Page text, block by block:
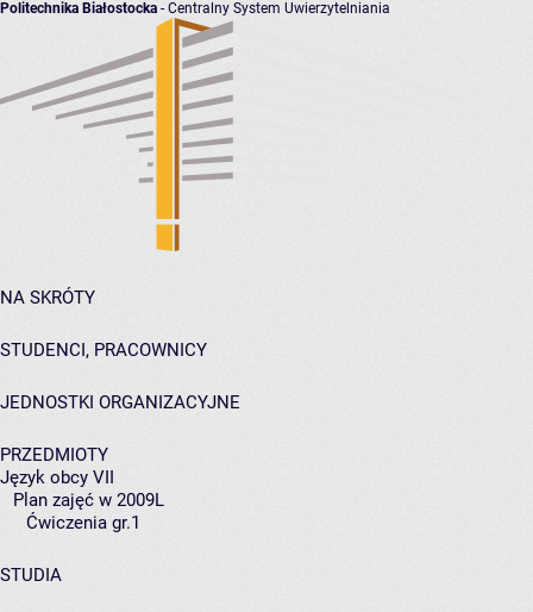
Politechnika Białostocka - Centralny System Uwierzytelniania
NA SKRÓTY
STUDENCI, PRACOWNICY
JEDNOSTKI ORGANIZACYJNE
PRZEDMIOTY
Język obcy VII
Plan zajęć w 2009L
Ćwiczenia gr.1
STUDIA